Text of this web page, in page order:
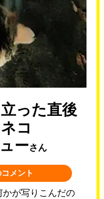
った直後
コ
ーさん
メント
が写りこんだの